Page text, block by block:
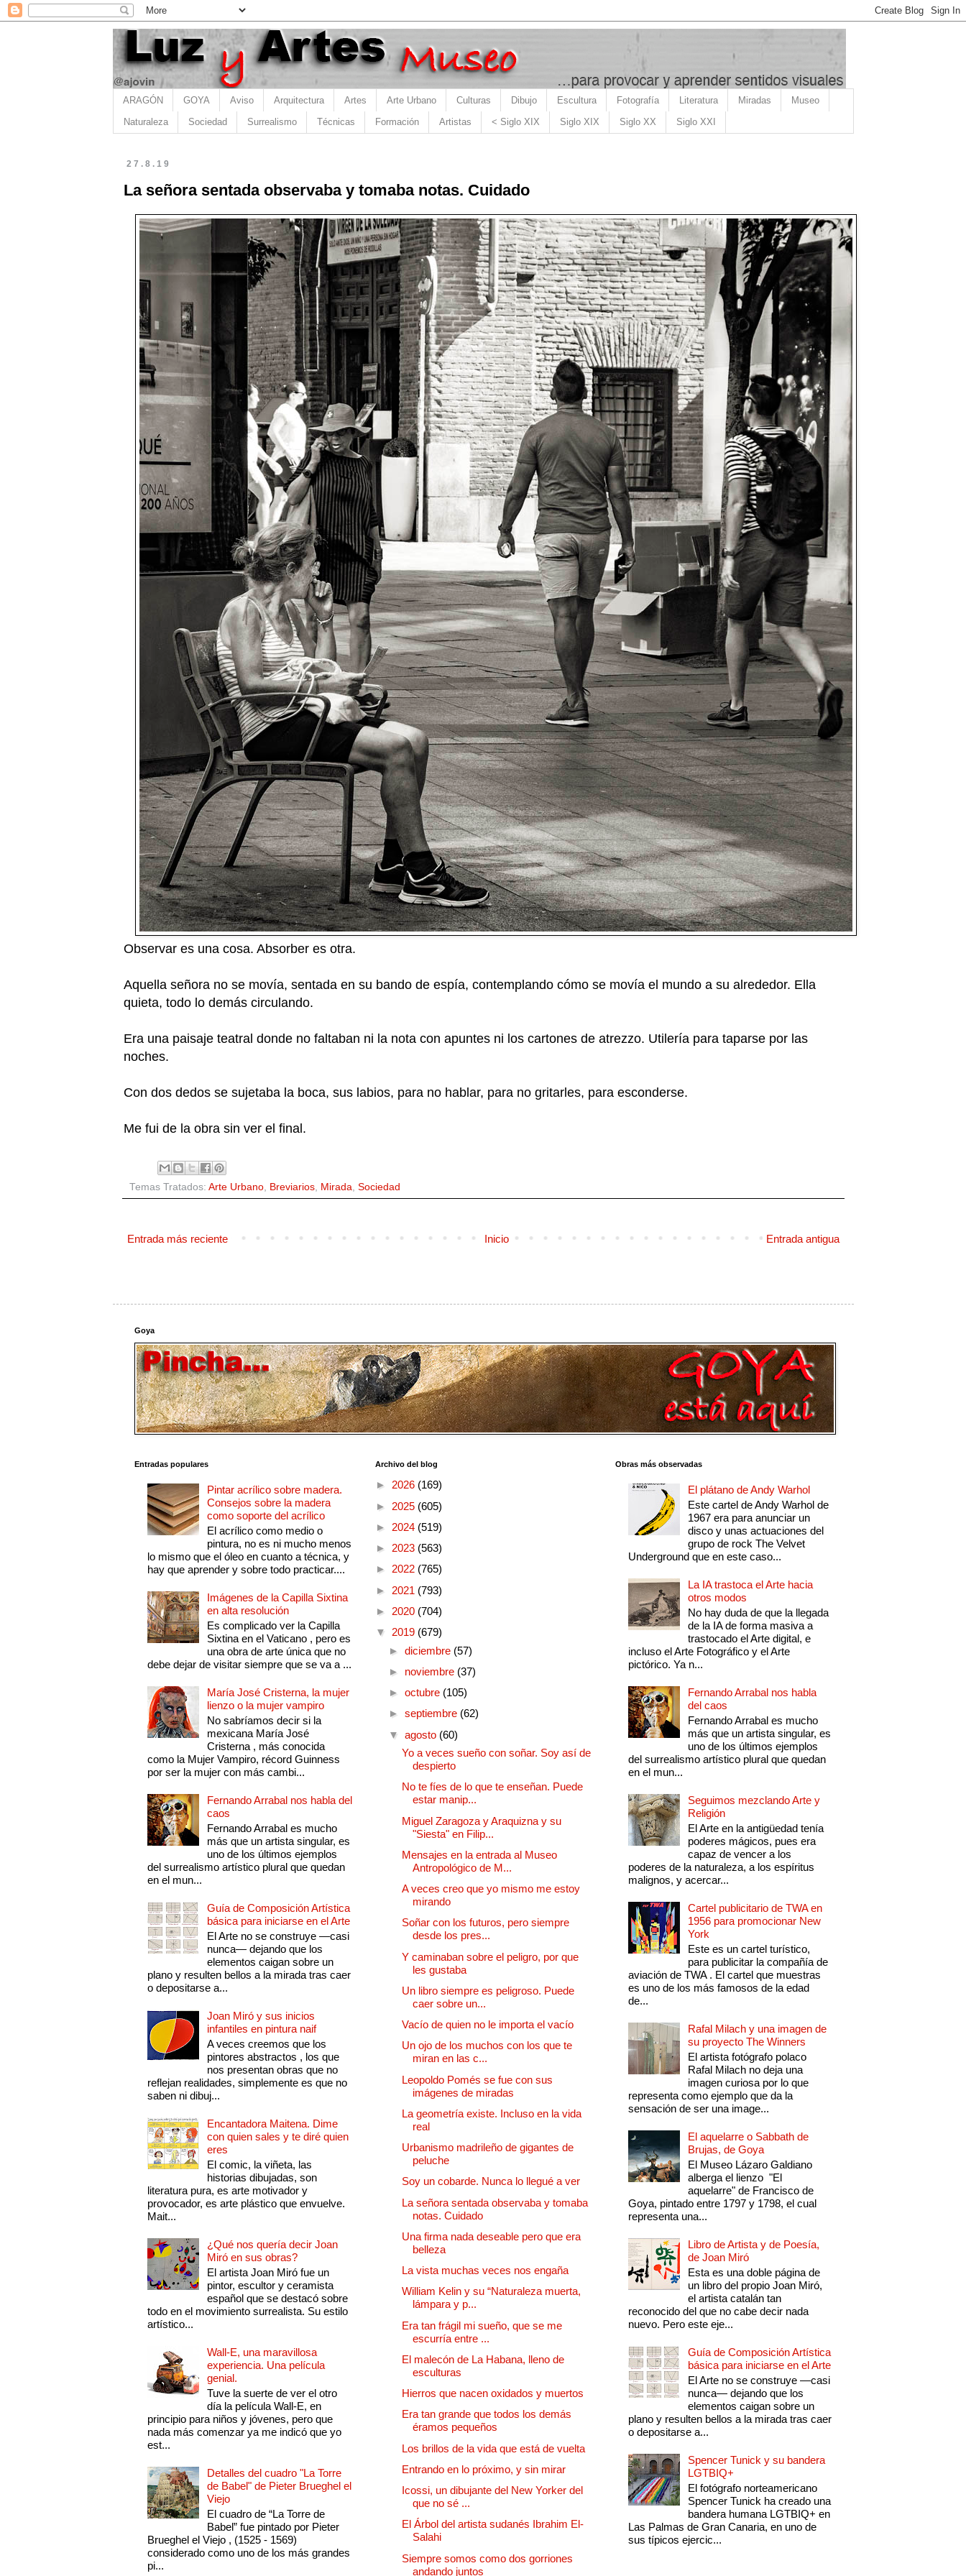
ARAGÓN GOYA Aviso Arquitectura Artes Arte Urbano Culturas Dibujo Escultura Fotografía Literatura Miradas Museo
Naturaleza Sociedad Surrealismo Técnicas Formación Artistas < Siglo XIX Siglo XIX Siglo XX Siglo XXI
27.8.19
La señora sentada observaba y tomaba notas. Cuidado
Observar es una cosa. Absorber es otra.
Aquella señora no se movía, sentada en su bando de espía, contemplando cómo se movía el mundo a su alrededor. Ella
quieta, todo lo demás circulando.
Era una paisaje teatral donde no faltaban ni la nota con apuntes ni los cartones de atrezzo. Utilería para taparse por las
noches.
Con dos dedos se sujetaba la boca, sus labios, para no hablar, para no gritarles, para esconderse.
Me fui de la obra sin ver el final.
Temas Tratados: Arte Urbano, Breviarios, Mirada Sociedad
Entrada más reciente Entrada antigua
Inicio
Goya
Entradas populares
Pintar acrílico sobre madera.
Consejos sobre la madera
como soporte del acrílico
El acrílico como medio o
pintura, no es ni mucho menos
lo mismo que el óleo en cuanto a técnica, y
hay que aprender y sobre todo practicar....
Imágenes de la Capilla Sixtina
en alta resolución
Es complicado ver la Capilla
Sixtina en el Vaticano , pero es
una obra de arte única que no
debe dejar de visitar siempre que se va a ...
María José Cristerna, la mujer
lienzo o la mujer vampiro
No sabríamos decir si la
mexicana María José
Cristerna , más conocida
como la Mujer Vampiro, récord Guinness
por ser la mujer con más cambi...
Fernando Arrabal nos habla del
caos
Fernando Arrabal es mucho
más que un artista singular, es
uno de los últimos ejemplos
del surrealismo artístico plural que quedan
en el mun...
Guía de Composición Artística
básica para iniciarse en el Arte
El Arte no se construye —casi
nunca— dejando que los
elementos caigan sobre un
plano y resulten bellos a la mirada tras caer
o depositarse a...
Joan Miró y sus inicios
infantiles en pintura naif
A veces creemos que los
pintores abstractos , los que
nos presentan obras que no
reflejan realidades, simplemente es que no
saben ni dibuj...
Encantadora Maitena. Dime
con quien sales y te diré quien
eres
El comic, la viñeta, las
historias dibujadas, son
literatura pura, es arte motivador y
provocador, es arte plástico que envuelve.
Mait...
¿Qué nos quería decir Joan
Miró en sus obras?
El artista Joan Miró fue un
pintor, escultor y ceramista
español que se destacó sobre
todo en el movimiento surrealista. Su estilo
artístico...
Wall-E, una maravillosa
experiencia. Una película
genial.
Tuve la suerte de ver el otro
día la película Wall-E, en
principio para niños y jóvenes, pero que
nada más comenzar ya me indicó que yo
est...
Detalles del cuadro "La Torre
de Babel" de Pieter Brueghel el
Viejo
El cuadro de “La Torre de
Babel” fue pintado por Pieter
Brueghel el Viejo , (1525 - 1569)
considerado como uno de los más grandes
pi...
Archivo del blog
► 2026 (169)
► 2025 (605)
► 2024 (519)
► 2023 (563)
► 2022 (765)
► 2021 (793)
► 2020 (704)
▼ 2019 (679)
► diciembre (57)
► noviembre (37)
► octubre (105)
► septiembre (62)
▼ agosto (60)
Yo a veces sueño con soñar. Soy así de
despierto
No te fíes de lo que te enseñan. Puede
estar manip...
Miguel Zaragoza y Araquizna y su
"Siesta" en Filip...
Mensajes en la entrada al Museo
Antropológico de M...
A veces creo que yo mismo me estoy
mirando
Soñar con los futuros, pero siempre
desde los pres...
Y caminaban sobre el peligro, por que
les gustaba
Un libro siempre es peligroso. Puede
caer sobre un...
Vacío de quien no le importa el vacío
Un ojo de los muchos con los que te
miran en las c...
Leopoldo Pomés se fue con sus
imágenes de miradas
La geometría existe. Incluso en la vida
real
Urbanismo madrileño de gigantes de
peluche
Soy un cobarde. Nunca lo llegué a ver
La señora sentada observaba y tomaba
notas. Cuidado
Una firma nada deseable pero que era
belleza
La vista muchas veces nos engaña
William Kelin y su “Naturaleza muerta,
lámpara y p...
Era tan frágil mi sueño, que se me
escurría entre ...
El malecón de La Habana, lleno de
esculturas
Hierros que nacen oxidados y muertos
Era tan grande que todos los demás
éramos pequeños
Los brillos de la vida que está de vuelta
Entrando en lo próximo, y sin mirar
Icossi, un dibujante del New Yorker del
que no sé ...
El Árbol del artista sudanés Ibrahim El-
Salahi
Siempre somos como dos gorriones
andando juntos
Obras más observadas
El plátano de Andy Warhol
Este cartel de Andy Warhol de
1967 era para anunciar un
disco y unas actuaciones del
grupo de rock The Velvet
Underground que en este caso...
La IA trastoca el Arte hacia
otros modos
No hay duda de que la llegada
de la IA de forma masiva a
trastocado el Arte digital, e
incluso el Arte Fotográfico y el Arte
pictórico. Ya n...
Fernando Arrabal nos habla
del caos
Fernando Arrabal es mucho
más que un artista singular, es
uno de los últimos ejemplos
del surrealismo artístico plural que quedan
en el mun...
Seguimos mezclando Arte y
Religión
El Arte en la antigüedad tenía
poderes mágicos, pues era
capaz de vencer a los
poderes de la naturaleza, a los espíritus
malignos, y acercar...
Cartel publicitario de TWA en
1956 para promocionar New
York
Este es un cartel turístico,
para publicitar la compañía de
aviación de TWA . El cartel que muestras
es uno de los más famosos de la edad
de...
Rafal Milach y una imagen de
su proyecto The Winners
El artista fotógrafo polaco
Rafal Milach no deja una
imagen curiosa por lo que
representa como ejemplo que da la
sensación de ser una image...
El aquelarre o Sabbath de
Brujas, de Goya
El Museo Lázaro Galdiano
alberga el lienzo "El
aquelarre" de Francisco de
Goya, pintado entre 1797 y 1798, el cual
representa una...
Libro de Artista y de Poesía,
de Joan Miró
Esta es una doble página de
un libro del propio Joan Miró,
el artista catalán tan
reconocido del que no cabe decir nada
nuevo. Pero este eje...
Guía de Composición Artística
básica para iniciarse en el Arte
El Arte no se construye —casi
nunca— dejando que los
elementos caigan sobre un
plano y resulten bellos a la mirada tras caer
o depositarse a...
Spencer Tunick y su bandera
LGTBIQ+
El fotógrafo norteamericano
Spencer Tunick ha creado una
bandera humana LGTBIQ+ en
Las Palmas de Gran Canaria, en uno de
sus típicos ejercic...